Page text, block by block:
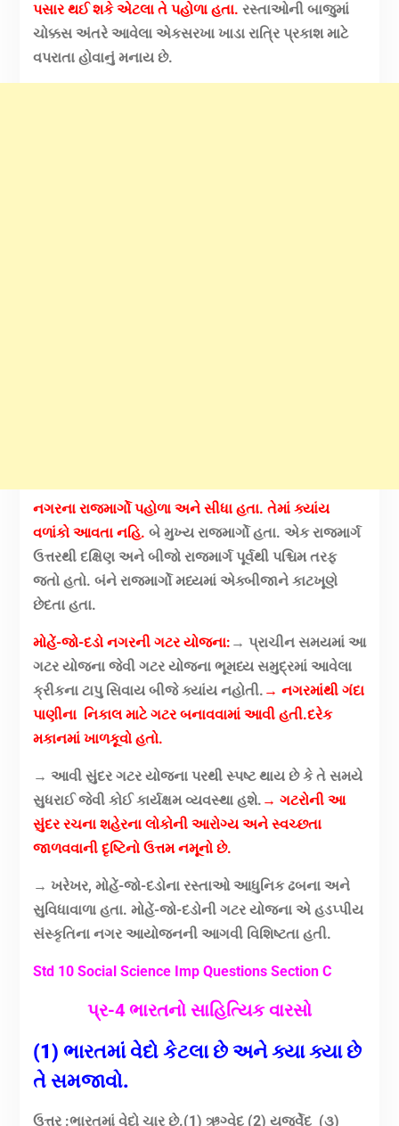
પસાર થઈ શકે એટલા તે પહોળા હતા. રસ્તાઓની બાજુમાં
ચોક્કસ અંતરે આવેલા એકસરખા ખાડા રાત્રિ પ્રકાશ માટે
વપરાતા હોવાનું મનાય છે.
નગરના રાજમાર્ગો પહોળા અને સીધા હતા. તેમાં ક્યાંય
વળાંકો આવતા નહિ. બે મુખ્ય રાજમાર્ગો હતા. એક રાજમાર્ગ
ઉત્તરથી દક્ષિણ અને બીજો રાજમાર્ગ પૂર્વથી પશ્ચિમ તરફ
જતો હતો. બંને રાજમાર્ગો મધ્યમાં એક્બીજાને કાટખૂણે
છેદતા હતા.
મોહેં-જો-દડો નગરની ગટર યોજના: → પ્રાચીન સમયમાં આ
ગટર યોજના જેવી ગટર યોજના ભૂમધ્ય સમુદ્રમાં આવેલા
ક્રીકના ટાપુ સિવાય બીજે ક્યાંય નહોતી. → નગરમાંથી ગંદા
પાણીના નિકાલ માટે ગટર બનાવવામાં આવી હતી.દરેક
મકાનમાં ખાળકૂવો હતો.
→ આવી સુંદર ગટર યોજના પરથી સ્પષ્ટ થાય છે કે તે સમયે
સુધરાઈ જેવી કોઈ કાર્યક્ષમ વ્યવસ્થા હશે. → ગટરોની આ
સુંદર રચના શહેરના લોકોની આરોગ્ય અને સ્વચ્છતા
જાળવવાની દૃષ્ટિનો ઉત્તમ નમૂનો છે.
→ ખરેખર, મોહેં-જો-દડોના રસ્તાઓ આધુનિક ઢબના અને
સુવિધાવાળા હતા. મોહેં-જો-દડોની ગટર યોજના એ હડપ્પીય
સંસ્કૃતિના નગર આયોજનની આગવી વિશિષ્ટતા હતી.
Std 10 Social Science Imp Questions Section C
પ્ર-4 ભારતનો સાહિત્યિક વારસો
(1) ભારતમાં વેદો કેટલા છે અને ક્યા ક્યા છે
તે સમજાવો.
ઉત્તર :ભારતમાં વેદો ચાર છે.(1) ઋગ્વેદ (2) યજુર્વેદ (૩)